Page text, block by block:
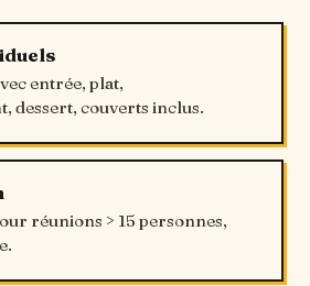
entrée, plat,
dessert, couverts inclus.
réunions > 15 personnes,